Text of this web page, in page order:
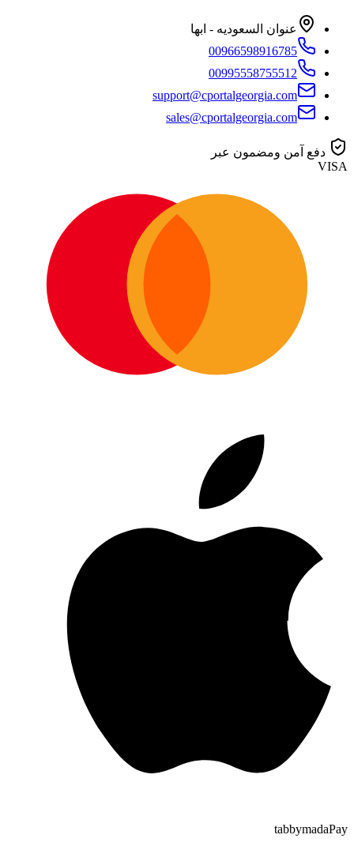
عنوان السعوديه - ابها
00966598916785
00995558755512
support@cportalgeorgia.com
sales@cportalgeorgia.com
دفع آمن ومضمون عبر
VISA
Pay
mada
tabby